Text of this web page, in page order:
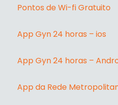
Pontos de Wi-fi Gratuito
App Gyn 24 horas – ios
App Gyn 24 horas –
App da Rede